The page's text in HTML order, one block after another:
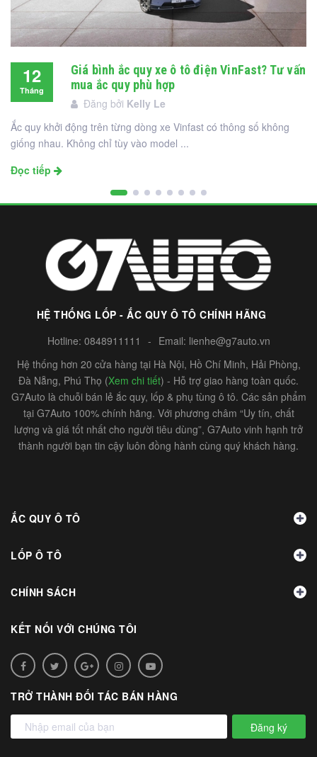
12
Tháng
Giá bình ắc quy xe ô tô điện VinFast? Tư vấn
mua ắc quy phù hợp
Đăng bởi Kelly Le
Ắc quy khởi động trên từng dòng xe Vinfast có thông số không
giống nhau. Không chỉ tùy vào model ...
Đọc tiếp
HỆ THỐNG LỐP - ẮC QUY Ô TÔ CHÍNH HÃNG
Hotline: 0848911111 - Email: lienhe@g7auto.vn
Hệ thống hơn 20 cửa hàng tại Hà Nội, Hồ Chí Minh, Hải Phòng,
Đà Nẵng, Phú Thọ (Xem chi tiết) - Hỗ trợ giao hàng toàn quốc.
G7Auto là chuỗi bán lẻ ắc quy, lốp & phụ tùng ô tô. Các sản phẩm
tại G7Auto 100% chính hãng. Với phương châm “Uy tín, chất
lượng và giá tốt nhất cho người tiêu dùng”, G7Auto vinh hạnh trở
thành người bạn tin cậy luôn đồng hành cùng quý khách hàng.
ẮC QUY Ô TÔ
LỐP Ô TÔ
CHÍNH SÁCH
KẾT NỐI VỚI CHÚNG TÔI
TRỞ THÀNH ĐỐI TÁC BÁN HÀNG
Đăng ký